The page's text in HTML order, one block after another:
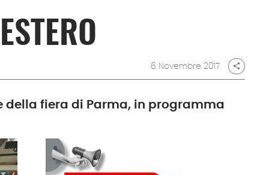
6 Novembre 2017 share
della fiera di Parma, in programma